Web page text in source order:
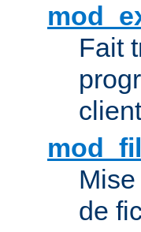
Fait
client
de